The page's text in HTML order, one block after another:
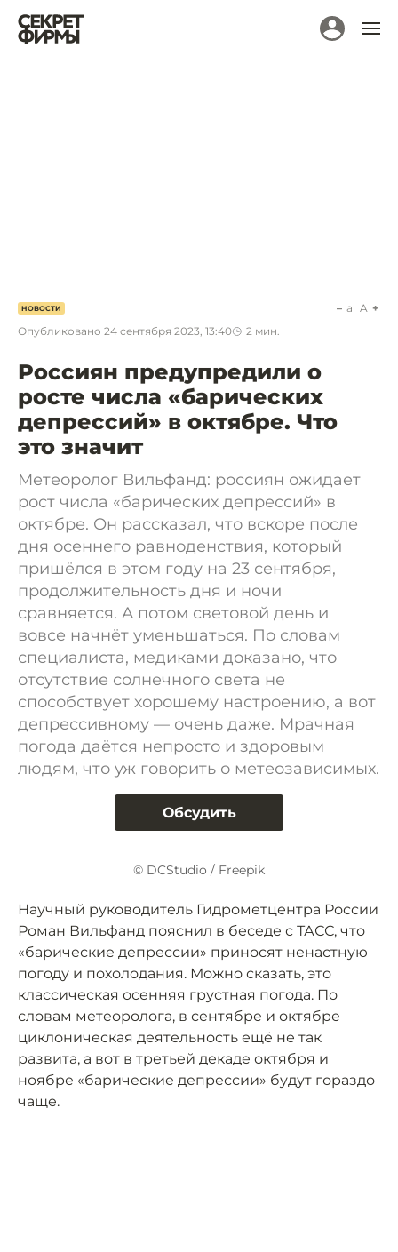
НОВОСТИ
Опубликовано 24 сентября 2023, 13:40 2 мин.
a A
Россиян предупредили о
росте числа «барических
депрессий» в октябре. Что
это значит
Метеоролог Вильфанд: россиян ожидает
рост числа «барических депрессий» в
октябре. Он рассказал, что вскоре после
дня осеннего равноденствия, который
пришёлся в этом году на 23 сентября,
продолжительность дня и ночи
сравняется. А потом световой день и
вовсе начнёт уменьшаться. По словам
специалиста, медиками доказано, что
отсутствие солнечного света не
способствует хорошему настроению, а вот
депрессивному — очень даже. Мрачная
погода даётся непросто и здоровым
людям, что уж говорить о метеозависимых.
Обсудить
© DCStudio / Freepik
Научный руководитель Гидрометцентра России
Роман Вильфанд пояснил в беседе с ТАСС, что
«барические депрессии» приносят ненастную
погоду и похолодания. Можно сказать, это
классическая осенняя грустная погода. По
словам метеоролога, в сентябре и октябре
циклоническая деятельность ещё не так
развита, а вот в третьей декаде октября и
ноябре «барические депрессии» будут гораздо
чаще.